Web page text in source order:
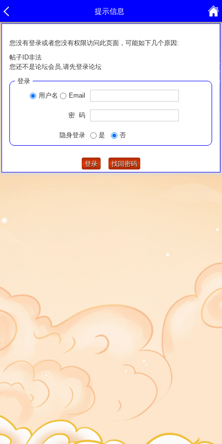
提示信息
您没有登录或者您没有权限访问此页面，可能如下几个原因:
帖子ID非法
您还不是论坛会员,请先登录论坛
登录
用户名
Email
密 码
隐身登录 是 否